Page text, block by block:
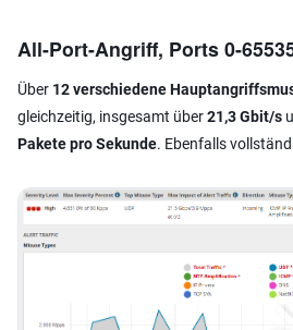
All-Port-Angriff, Ports 0-
Über 12 verschiedene
gleichzeitig, insgesamt über21,3 Gbit/s
Pakete pro Sekunde. Ebenfalls